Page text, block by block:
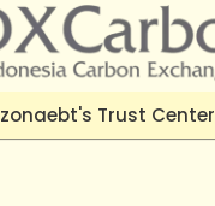
zonaebt's Trust Center